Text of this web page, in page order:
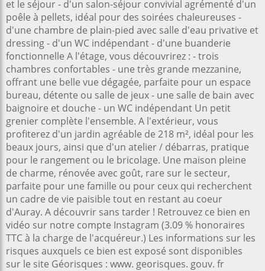
et le séjour - d'un salon-séjour convivial agrémenté d'un
poêle à pellets, idéal pour des soirées chaleureuses -
d'une chambre de plain-pied avec salle d'eau privative et
dressing - d'un WC indépendant - d'une buanderie
fonctionnelle A l'étage, vous découvrirez : - trois
chambres confortables - une très grande mezzanine,
offrant une belle vue dégagée, parfaite pour un espace
bureau, détente ou salle de jeux - une salle de bain avec
baignoire et douche - un WC indépendant Un petit
grenier complète l'ensemble. A l'extérieur, vous
profiterez d'un jardin agréable de 218 m², idéal pour les
beaux jours, ainsi que d'un atelier / débarras, pratique
pour le rangement ou le bricolage. Une maison pleine
de charme, rénovée avec goût, rare sur le secteur,
parfaite pour une famille ou pour ceux qui recherchent
un cadre de vie paisible tout en restant au coeur
d'Auray. A découvrir sans tarder ! Retrouvez ce bien en
vidéo sur notre compte Instagram (3.09 % honoraires
TTC à la charge de l'acquéreur.) Les informations sur les
risques auxquels ce bien est exposé sont disponibles
sur le site Géorisques : www. georisques. gouv. fr